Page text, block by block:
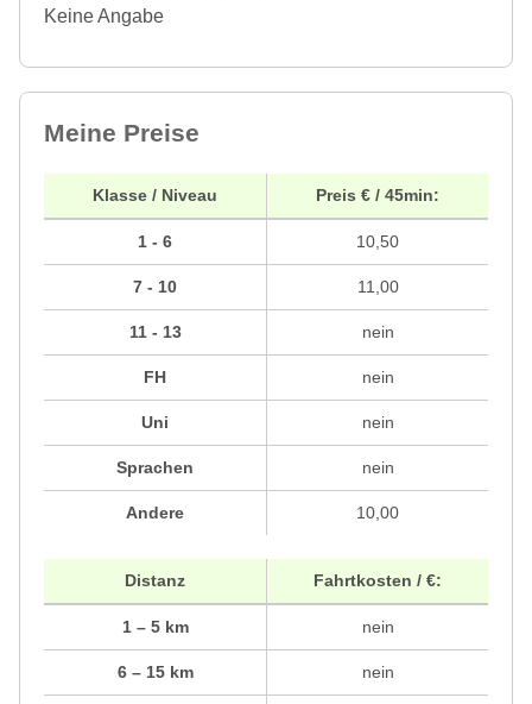
Keine Angabe
Meine Preise
Klasse / Niveau
1 - 6
7 - 10
11 - 13
FH
Uni
Sprachen
Andere
Preis € / 45min:
10,50
11,00
nein
nein
nein
nein
10,00
Distanz
1 – 5 km
6 – 15 km
Fahrtkosten / €:
nein
nein